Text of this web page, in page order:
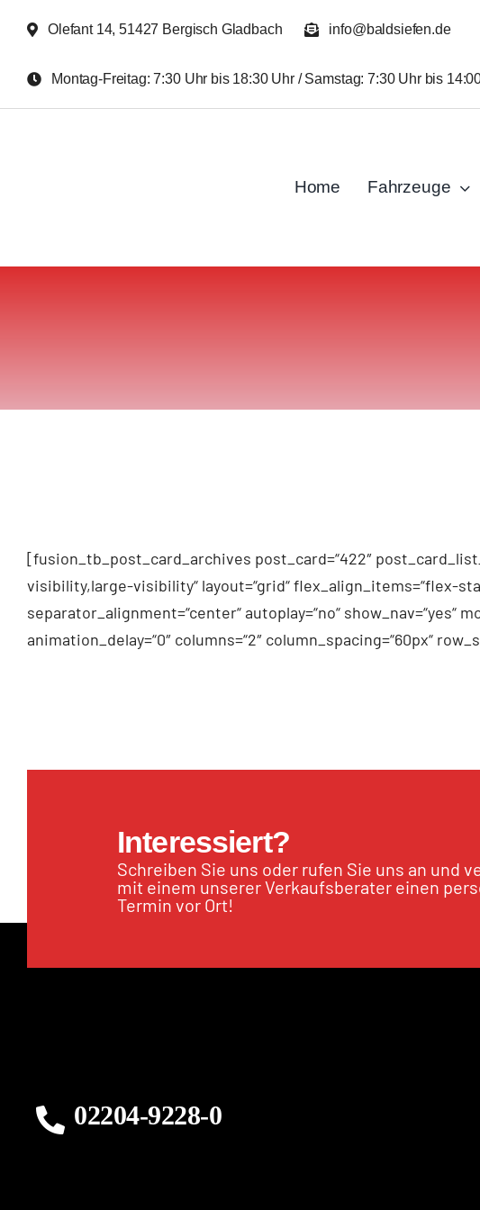
Inhalt
Olefant 14, 51427 Bergisch Gladbach info@baldsiefen.de
Montag-Freitag: 7:30 Uhr bis 18:30 Uhr / Samstag: 7:30 Uhr bis
Home Fahrzeuge
[fusion_tb_post_card_archives post_card=“422″
visibility,large-visibility“ layout=“grid“ flex_align_items=“flex-
separator_alignment=“center“ autoplay=“no“ show_nav=“yes“
animation_delay=“0″ columns=“2″ column_spacing=“60px“
Interessiert?
Schreiben Sie uns oder rufen Sie uns an und
mit einem unserer Verkaufsberater einen
Termin vor Ort!
02204-9228-0